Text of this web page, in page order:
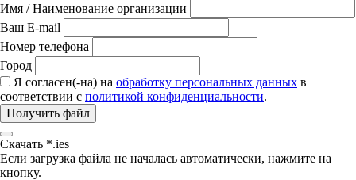
Имя / Наименование организации
Ваш E-mail
Номер телефона
Город
Я согласен(-на) на обработку персональных данных в
соответствии с политикой конфиденциальности.
Получить файл
Скачать *.ies
Если загрузка файла не началась автоматически, нажмите на
кнопку.